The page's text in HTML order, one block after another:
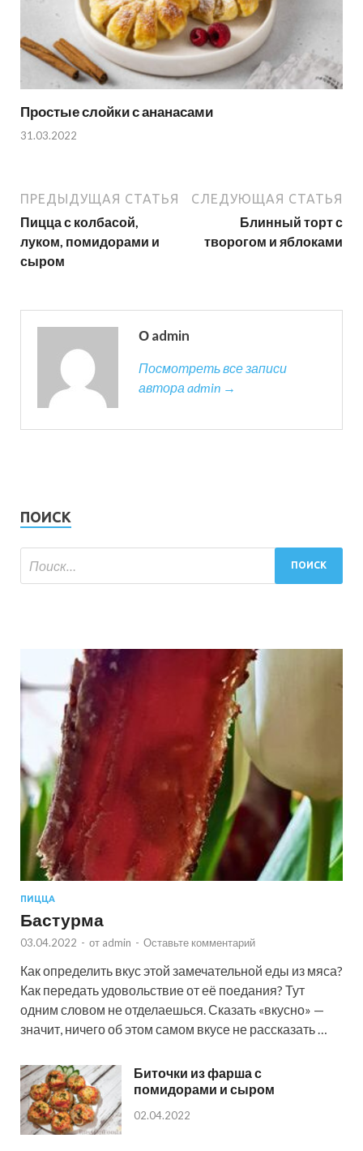
Простые слойки с ананасами
31.03.2022
ПРЕДЫДУЩАЯ СТАТЬЯ
Пицца с колбасой,
луком, помидорами и
сыром
СЛЕДУЮЩАЯ СТАТЬЯ
Блинный торт с
творогом и яблоками
О admin
Посмотреть все записи
автора admin →
ПОИСК
ПИЦЦА
Бастурма
03.04.2022 - от admin - Оставьте комментарий
Как определить вкус этой замечательной еды из мяса?
Как передать удовольствие от её поедания? Тут
одним словом не отделаешься. Сказать «вкусно» —
значит, ничего об этом самом вкусе не рассказать …
Биточки из фарша с
помидорами и сыром
02.04.2022